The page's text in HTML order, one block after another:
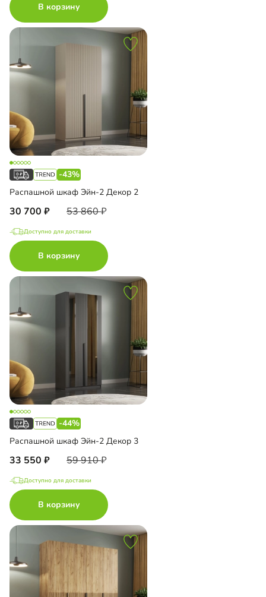
В корзину
-43%
Распашной шкаф Эйн-2 Декор 2
30 700 53 860
Доступно для доставки
В корзину
-44%
Распашной шкаф Эйн-2 Декор 3
33 550 59 910
Доступно для доставки
В корзину